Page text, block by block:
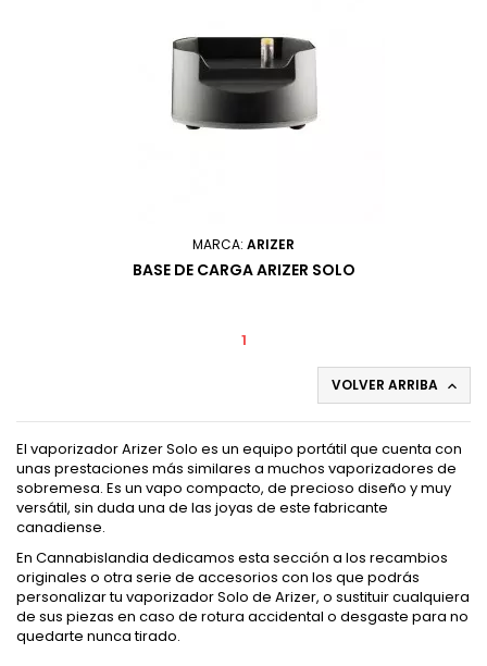
MARCA: ARIZER
BASE DE CARGA ARIZER SOLO
1
VOLVER ARRIBA 
El vaporizador Arizer Solo es un equipo portátil que cuenta con
unas prestaciones más similares a muchos vaporizadores de
sobremesa. Es un vapo compacto, de precioso diseño y muy
versátil, sin duda una de las joyas de este fabricante
canadiense.
En Cannabislandia dedicamos esta sección a los recambios
originales o otra serie de accesorios con los que podrás
personalizar tu vaporizador Solo de Arizer, o sustituir cualquiera
de sus piezas en caso de rotura accidental o desgaste para no
quedarte nunca tirado.